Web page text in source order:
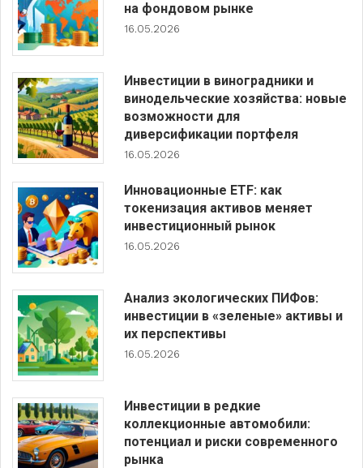
на фондовом рынке
16.05.2026
Инвестиции в виноградники и
винодельческие хозяйства: новые
возможности для
диверсификации портфеля
16.05.2026
Инновационные ETF: как
токенизация активов меняет
инвестиционный рынок
16.05.2026
Анализ экологических ПИФов:
инвестиции в «зеленые» активы и
их перспективы
16.05.2026
Инвестиции в редкие
коллекционные автомобили:
потенциал и риски современного
рынка